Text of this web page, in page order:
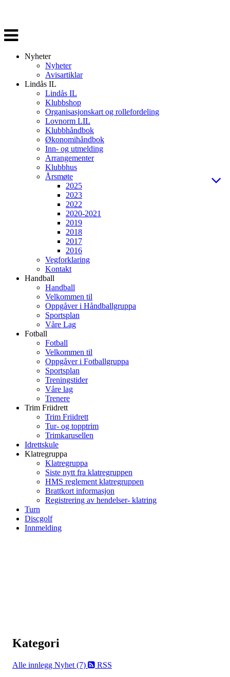
Veksle
navigasjon
Nyheter
Nyheter
Avisartiklar
Lindås IL
Lindås IL
Klubbshop
Organisasjonskart og rollefordeling
Lovnorm LIL
Klubbhåndbok
Økonomihåndbok
Inn- og utmelding
Arrangementer
Klubbhus
Årsmøte
2025
2023
2022
2020-2021
2019
2018
2017
2016
Vegforklaring
Kontakt
Handball
Handball
Velkommen til
Oppgåver i Håndballgruppa
Sportsplan
Våre Lag
Fotball
Fotball
Velkommen til
Oppgåver i Fotballgruppa
Sportsplan
Treningstider
Våre lag
Trenere
Trim Friidrett
Trim Friidrett
Tur- og topptrim
Trimkarusellen
Idrettskule
Klatregruppa
Klatregruppa
Siste nytt fra klatregruppen
HMS reglement klatregruppen
Brattkort informasjon
Registrering av hendelser- klatring
Turn
Discgolf
Innmelding
Kategori
Alle innlegg Nyhet (7) RSS